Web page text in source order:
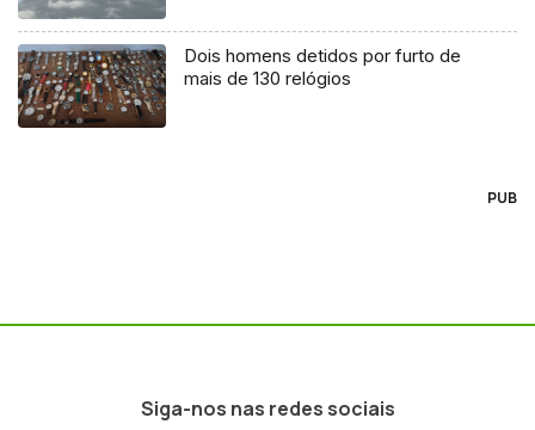
Dois homens detidos por furto de
mais de 130 relógios
PUB
Siga-nos nas redes sociais